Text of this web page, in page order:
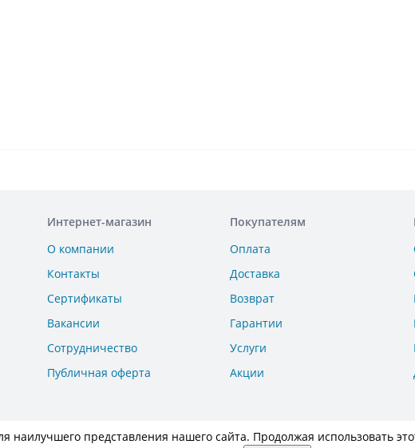
Интернет-магазин
О компании
Контакты
Сертификаты
Вакансии
Сотрудничество
Публичная оферта
Покупателям
Оплата
Доставка
Возврат
Гарантии
Услуги
Акции
представления нашего сайта. Продолжая использовать